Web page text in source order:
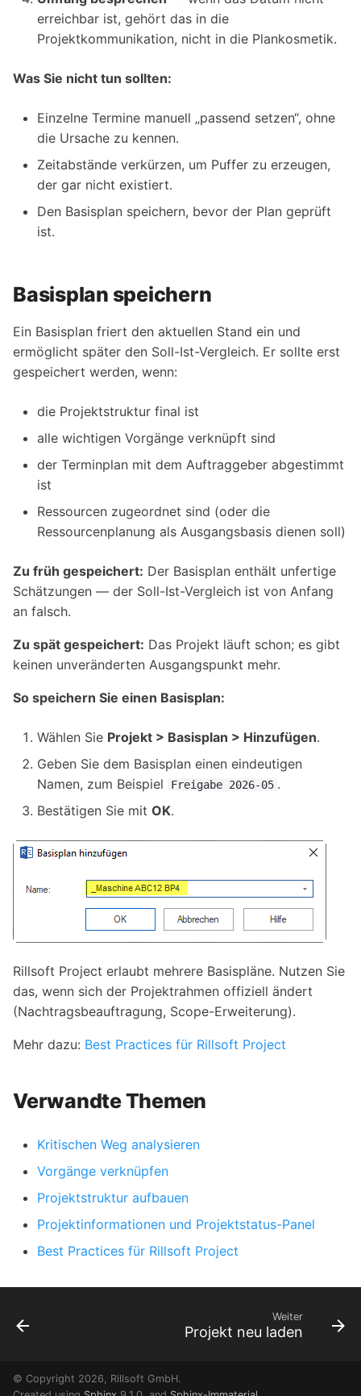
erreichbar ist, gehört das in die
Projektkommunikation, nicht in die Plankosmetik.
Was Sie nicht tun sollten:
Einzelne Termine manuell „passend setzen“, ohne
die Ursache zu kennen.
Zeitabstände verkürzen, um Puffer zu erzeugen,
der gar nicht existiert.
Den Basisplan speichern, bevor der Plan geprüft
ist.
Basisplan speichern
Ein Basisplan friert den aktuellen Stand ein und
ermöglicht später den Soll-Ist-Vergleich. Er sollte erst
gespeichert werden, wenn:
die Projektstruktur final ist
alle wichtigen Vorgänge verknüpft sind
der Terminplan mit dem Auftraggeber abgestimmt
ist
Ressourcen zugeordnet sind (oder die
Ressourcenplanung als Ausgangsbasis dienen soll)
Zu früh gespeichert: Der Basisplan enthält unfertige
Schätzungen — der Soll-Ist-Vergleich ist von Anfang
an falsch.
Zu spät gespeichert: Das Projekt läuft schon; es gibt
keinen unveränderten Ausgangspunkt mehr.
So speichern Sie einen Basisplan:
Wählen Sie Projekt > Basisplan > Hinzufügen.
Geben Sie dem Basisplan einen eindeutigen
Namen, zum Beispiel
Freigabe 2026-05 .
Bestätigen Sie mit OK.
Rillsoft Project erlaubt mehrere Basispläne. Nutzen Sie
das, wenn sich der Projektrahmen offiziell ändert
(Nachtragsbeauftragung, Scope-Erweiterung).
Mehr dazu: Best Practices für Rillsoft Project
Verwandte Themen
Kritischen Weg analysieren
Vorgänge verknüpfen
Projektstruktur aufbauen
Projektinformationen und Projektstatus-Panel
Best Practices für Rillsoft Project
Weiter
Projekt neu laden
© Copyright 2026, Rillsoft GmbH.